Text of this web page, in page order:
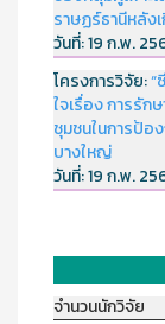
ราษฏร์ธานีหลัง
วันที่:19 ก.พ.
โครงการวิจัย:“
ใจเรื่อง การรัก
ชุมชนในการป้อ
บางใหญ่
วันที่:19 ก.พ.
จำนวนนักวิจั